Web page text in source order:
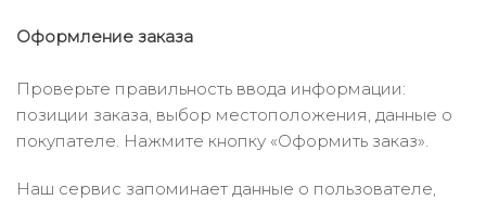
Оформление заказа
Проверьте правильность ввода информации:
позиции заказа, выбор местоположения, данные о
покупателе. Нажмите кнопку «Оформить заказ».
Наш сервис запоминает данные о пользователе,